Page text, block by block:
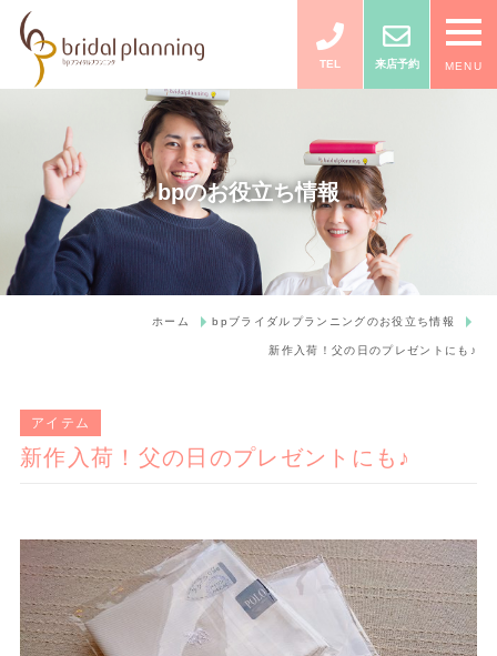
TEL 来店予約 MENU
bpのお役立ち情報
ホーム bpブライダルプランニングのお役立ち情報
新作入荷！父の日のプレゼントにも♪
アイテム
新作入荷！父の日のプレゼントにも♪